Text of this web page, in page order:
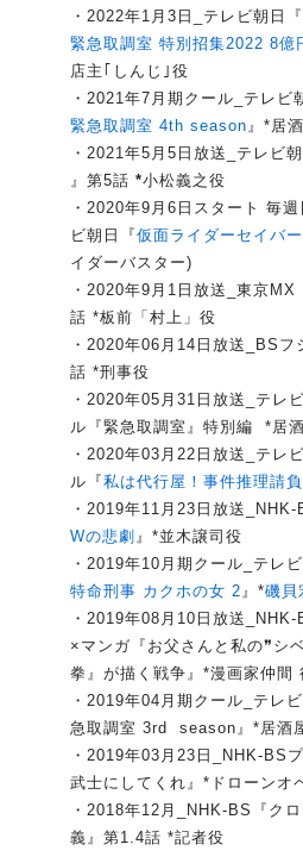
・2022年1月3日_テレビ朝日『
緊急取調室 特別招集2022 8億
店主｢しんじ｣役
・2021年7月期クール_テレビ
緊急取調室 4th season』*居
・2021年5月5日放送_テレビ
』第5話 *小松義之役
・2020年9月6日スタート 毎
ビ朝日『仮面ライダーセイバー
イダーバスター)
・2020年9月1日放送_東京MX
話 *板前「村上」役
・2020年06月14日放送_BSフ
話 *刑事役
・2020年05月31日放送_テレ
ル『緊急取調室』特別編 *居
・2020年03月22日放送_テレ
ル『私は代行屋！事件推理請負
・2019年11月23日放送_NHK-
Wの悲劇 』*並木譲司役
・2019年10月期クール_テレ
特命刑事 カクホの女 2』*磯貝
・2019年08月10日放送
×マンガ『お父さんと私の❞シ
拳』が描く戦争』*漫画家仲間
・2019年04月期クール_テレ
急取調室 3rd season』*居酒
・2019年03月23日_NHK-BS
武士にしてくれ』*ドローンオ
・2018年12月_NHK-BS『ク
義』第1.4話 *記者役